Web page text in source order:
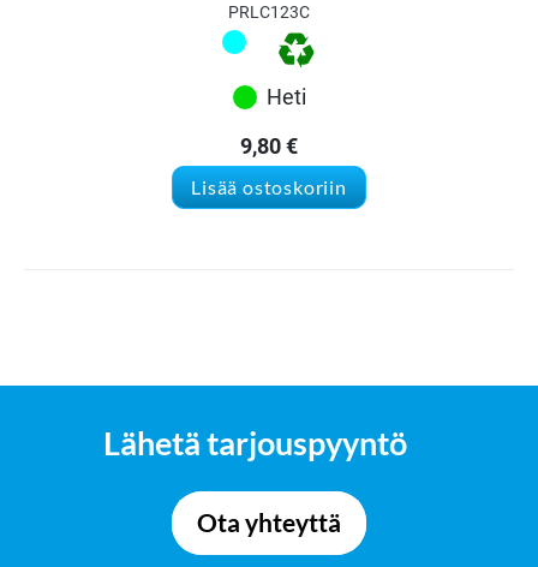
PRLC123C
Heti
9,80€
Lisää ostoskoriin
Lähetä tarjouspyyntö
Ota yhteyttä